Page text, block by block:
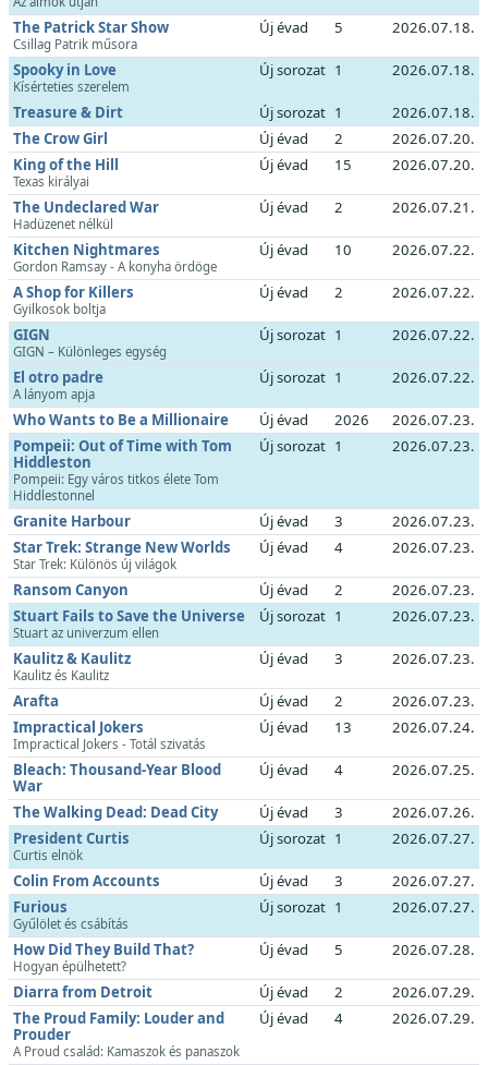
The Patrick Star Show
Csillag Patrik műsora
Új évad 5 2026.07.18.
Spooky in Love
Kísérteties szerelem
Új sorozat 1 2026.07.18.
Treasure & Dirt Új sorozat 1
2026.07.18.
The Crow Girl
Új évad 2
2026.07.20.
King of the Hill
Texas királyai
Új évad 15 2026.07.20.
The Undeclared War
Hadüzenet nélkül
Új évad 2 2026.07.21.
Kitchen Nightmares
Gordon Ramsay - A konyha ördöge
Új évad 10 2026.07.22.
A Shop for Killers
Gyilkosok boltja
Új évad 2 2026.07.22.
GIGN
GIGN – Különleges egység
Új sorozat 1 2026.07.22.
El otro padre
A lányom apja
Új sorozat 1 2026.07.22.
Who Wants to Be a Millionaire Új évad 2026
2026.07.23.
Pompeii: Out of Time with Tom
Hiddleston
Pompeii: Egy város titkos élete Tom
Hiddlestonnel
Új sorozat 1 2026.07.23.
Granite Harbour Új évad 3
2026.07.23.
Star Trek: Strange New Worlds
Star Trek: Különös új világok
Új évad 4 2026.07.23.
Ransom Canyon Új évad 2
2026.07.23.
Stuart Fails to Save the Universe
Stuart az univerzum ellen
Új sorozat 1 2026.07.23.
Kaulitz & Kaulitz
Kaulitz és Kaulitz
Új évad 3 2026.07.23.
Arafta Új évad 2
2026.07.23.
Impractical Jokers
Impractical Jokers - Totál szivatás
Új évad 13 2026.07.24.
Bleach: Thousand-Year Blood
War
Új évad 4 2026.07.25.
The Walking Dead: Dead City Új évad 3
2026.07.26.
President Curtis
Curtis elnök
Új sorozat 1 2026.07.27.
Colin From Accounts Új évad 3
2026.07.27.
Furious
Gyűlölet és csábítás
Új sorozat 1 2026.07.27.
How Did They Build That?
Hogyan épülhetett?
Új évad 5 2026.07.28.
Diarra from Detroit Új évad 2
2026.07.29.
The Proud Family: Louder and
Prouder
A Proud család: Kamaszok és panaszok
Új évad 4 2026.07.29.